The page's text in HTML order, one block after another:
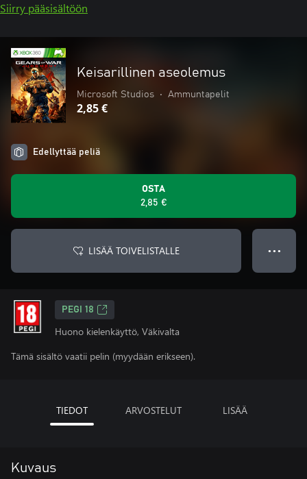
Siirry pääsisältöön
Keisarillinen aseolemus
Microsoft Studios • Ammuntapelit
2,85 €
Edellyttää peliä
OSTA
2,85 €
LISÄÄ TOIVELISTALLE ● ● ●
PEGI 18
Huono kielenkäyttö, Väkivalta
Tämä sisältö vaatii pelin (myydään erikseen).
TIEDOT ARVOSTELUT LISÄÄ
Kuvaus